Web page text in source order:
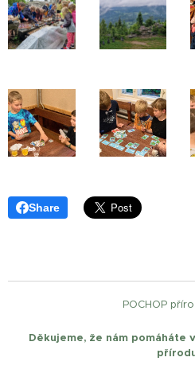
Share
POCHOP
Děkujeme, že nám pomáháte